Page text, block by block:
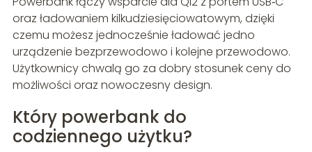
oraz ładowaniem kilkudziesięciowatowym, dzięki
czemu możesz jednocześnie ładować jedno
urządzenie bezprzewodowo i kolejne przewodowo.
Użytkownicy chwalą go za dobry stosunek ceny do
możliwości oraz nowoczesny design.
Który powerbank do
codziennego użytku?